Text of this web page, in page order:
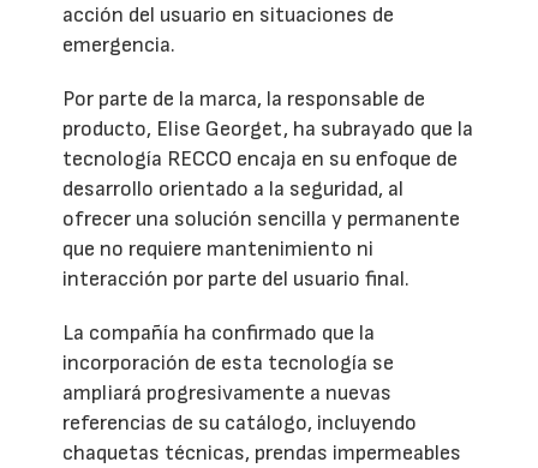
acción del usuario en situaciones de
emergencia.
Por parte de la marca, la responsable de
producto, Elise Georget, ha subrayado que la
tecnología RECCO encaja en su enfoque de
desarrollo orientado a la seguridad, al
ofrecer una solución sencilla y permanente
que no requiere mantenimiento ni
interacción por parte del usuario final.
La compañía ha confirmado que la
incorporación de esta tecnología se
ampliará progresivamente a nuevas
referencias de su catálogo, incluyendo
chaquetas técnicas, prendas impermeables